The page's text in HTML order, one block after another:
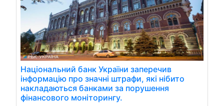
Національний банк України заперечив
інформацію про значні штрафи, які нібито
накладаються банками за порушення
фінансового моніторингу.